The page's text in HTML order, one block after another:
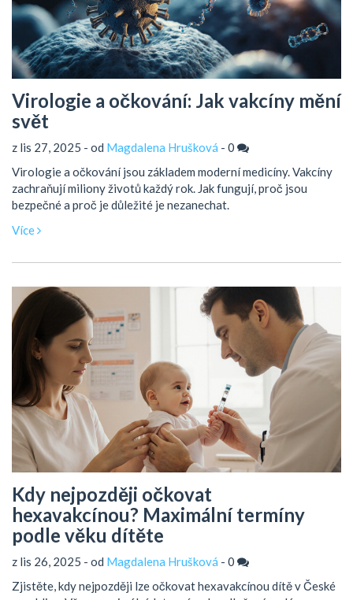
Virologie a očkování: Jak vakcíny mění
svět
z lis 27, 2025 - od Magdalena Hrušková - 0
Virologie a očkování jsou základem moderní medicíny. Vakcíny
zachraňují miliony životů každý rok. Jak fungují, proč jsou
bezpečné a proč je důležité je nezanechat.
Více
Kdy nejpozději očkovat
hexavakcínou? Maximální termíny
podle věku dítěte
z lis 26, 2025 - od Magdalena Hrušková - 0
Zjistěte, kdy nejpozději lze očkovat hexavakcínou dítě v České